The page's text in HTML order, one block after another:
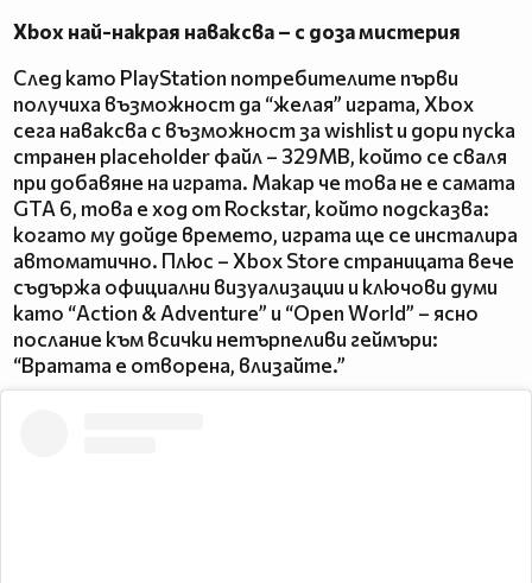
Xbox най-накрая наваксва – с доза мистерия
След като PlayStation потребителите първи
получиха възможност да “желая” играта, Xbox
сега наваксва с възможност за wishlist и дори пуска
странен placeholder файл – 329MB, който се сваля
при добавяне на играта. Макар че това не е самата
GTA 6, това е ход от Rockstar, който подсказва:
когато му дойде времето, играта ще се инсталира
автоматично. Плюс – Xbox Store страницата вече
съдържа официални визуализации и ключови думи
като “Action & Adventure” и “Open World” – ясно
послание към всички нетърпеливи геймъри:
“Вратата е отворена, влизайте.”